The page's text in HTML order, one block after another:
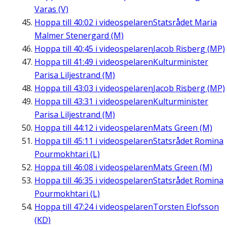
Varas (V)
Hoppa till 40:02 i videospelarenStatsrådet Maria
Malmer Stenergard (M)
Hoppa till 40:45 i videospelarenJacob Risberg (MP)
Hoppa till 41:49 i videospelarenKulturminister
Parisa Liljestrand (M)
Hoppa till 43:03 i videospelarenJacob Risberg (MP)
Hoppa till 43:31 i videospelarenKulturminister
Parisa Liljestrand (M)
Hoppa till 44:12 i videospelarenMats Green (M)
Hoppa till 45:11 i videospelarenStatsrådet Romina
Pourmokhtari (L)
Hoppa till 46:08 i videospelarenMats Green (M)
Hoppa till 46:35 i videospelarenStatsrådet Romina
Pourmokhtari (L)
Hoppa till 47:24i videospelarenTorsten Elofsson
(KD)